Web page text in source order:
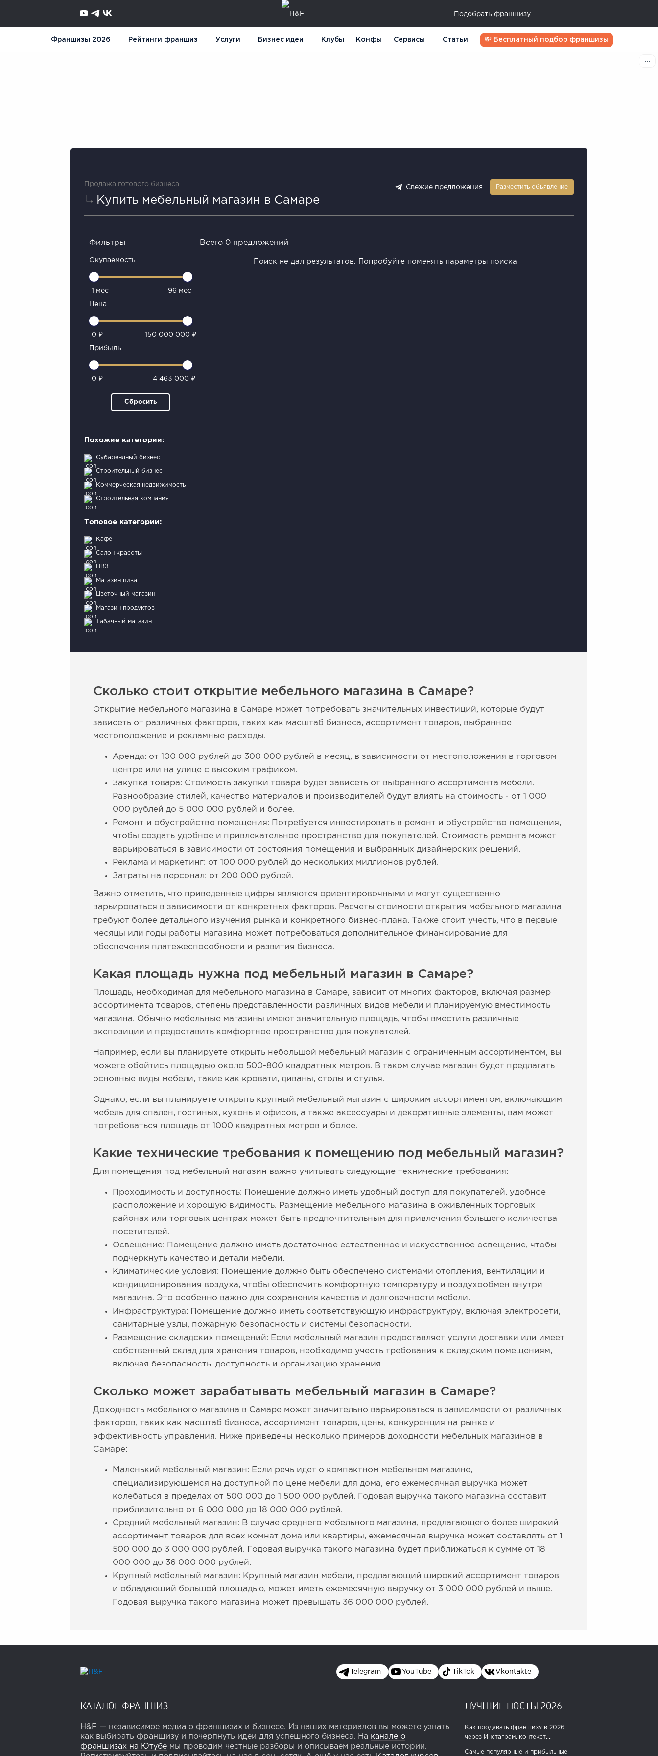
Подобрать франшизу
Франшизы 2026 Рейтинги франшиз Услуги Бизнес идеи Клубы Конфы Сервисы Статьи 💸 Бесплатный подбор франшизы
Продажа готового бизнеса
Купить мебельный магазин в Самаре
Свежие предложения Разместить объявление
Фильтры
Окупаемость
1 мес 96 мес
Цена
0 ₽ 150 000 000 ₽
Прибыль
0 ₽ 4 463 000 ₽
Сбросить
Похожие категории:
Субарендный бизнес
Строительный бизнес
Коммерческая недвижимость
Строительная компания
Топовое категории:
Кафе
Салон красоты
ПВЗ
Магазин пива
Цветочный магазин
Магазин продуктов
Табачный магазин
Всего 0 предложений
Поиск не дал результатов. Попробуйте поменять параметры поиска
Сколько стоит открытие мебельного магазина в Самаре?
Открытие мебельного магазина в Самаре может потребовать значительных инвестиций, которые будут
зависеть от различных факторов, таких как масштаб бизнеса, ассортимент товаров, выбранное
местоположение и рекламные расходы.
Аренда: от 100 000 рублей до 300 000 рублей в месяц, в зависимости от местоположения в торговом
центре или на улице с высоким трафиком.
Закупка товара: Стоимость закупки товара будет зависеть от выбранного ассортимента мебели.
Разнообразие стилей, качество материалов и производителей будут влиять на стоимость - от 1 000
000 рублей до 5 000 000 рублей и более.
Ремонт и обустройство помещения: Потребуется инвестировать в ремонт и обустройство помещения,
чтобы создать удобное и привлекательное пространство для покупателей. Стоимость ремонта может
варьироваться в зависимости от состояния помещения и выбранных дизайнерских решений.
Реклама и маркетинг: от 100 000 рублей до нескольких миллионов рублей.
Затраты на персонал: от 200 000 рублей.
Важно отметить, что приведенные цифры являются ориентировочными и могут существенно
варьироваться в зависимости от конкретных факторов. Расчеты стоимости открытия мебельного магазина
требуют более детального изучения рынка и конкретного бизнес-плана. Также стоит учесть, что в первые
месяцы или годы работы магазина может потребоваться дополнительное финансирование для
обеспечения платежеспособности и развития бизнеса.
Какая площадь нужна под мебельный магазин в Самаре?
Площадь, необходимая для мебельного магазина в Самаре, зависит от многих факторов, включая размер
ассортимента товаров, степень представленности различных видов мебели и планируемую вместимость
магазина. Обычно мебельные магазины имеют значительную площадь, чтобы вместить различные
экспозиции и предоставить комфортное пространство для покупателей.
Например, если вы планируете открыть небольшой мебельный магазин с ограниченным ассортиментом, вы
можете обойтись площадью около 500-800 квадратных метров. В таком случае магазин будет предлагать
основные виды мебели, такие как кровати, диваны, столы и стулья.
Однако, если вы планируете открыть крупный мебельный магазин с широким ассортиментом, включающим
мебель для спален, гостиных, кухонь и офисов, а также аксессуары и декоративные элементы, вам может
потребоваться площадь от 1000 квадратных метров и более.
Какие технические требования к помещению под мебельный магазин?
Для помещения под мебельный магазин важно учитывать следующие технические требования:
Проходимость и доступность: Помещение должно иметь удобный доступ для покупателей, удобное
расположение и хорошую видимость. Размещение мебельного магазина в оживленных торговых
районах или торговых центрах может быть предпочтительным для привлечения большего количества
посетителей.
Освещение: Помещение должно иметь достаточное естественное и искусственное освещение, чтобы
подчеркнуть качество и детали мебели.
Климатические условия: Помещение должно быть обеспечено системами отопления, вентиляции и
кондиционирования воздуха, чтобы обеспечить комфортную температуру и воздухообмен внутри
магазина. Это особенно важно для сохранения качества и долговечности мебели.
Инфраструктура: Помещение должно иметь соответствующую инфраструктуру, включая электросети,
санитарные узлы, пожарную безопасность и системы безопасности.
Размещение складских помещений: Если мебельный магазин предоставляет услуги доставки или имеет
собственный склад для хранения товаров, необходимо учесть требования к складским помещениям,
включая безопасность, доступность и организацию хранения.
Сколько может зарабатывать мебельный магазин в Самаре?
Доходность мебельного магазина в Самаре может значительно варьироваться в зависимости от различных
факторов, таких как масштаб бизнеса, ассортимент товаров, цены, конкуренция на рынке и
эффективность управления. Ниже приведены несколько примеров доходности мебельных магазинов в
Самаре:
Маленький мебельный магазин: Если речь идет о компактном мебельном магазине,
специализирующемся на доступной по цене мебели для дома, его ежемесячная выручка может
колебаться в пределах от 500 000 до 1 500 000 рублей. Годовая выручка такого магазина составит
приблизительно от 6 000 000 до 18 000 000 рублей.
Средний мебельный магазин: В случае среднего мебельного магазина, предлагающего более широкий
ассортимент товаров для всех комнат дома или квартиры, ежемесячная выручка может составлять от 1
500 000 до 3 000 000 рублей. Годовая выручка такого магазина будет приближаться к сумме от 18
000 000 до 36 000 000 рублей.
Крупный мебельный магазин: Крупный магазин мебели, предлагающий широкий ассортимент товаров
и обладающий большой площадью, может иметь ежемесячную выручку от 3 000 000 рублей и выше.
Годовая выручка такого магазина может превышать 36 000 000 рублей.
Telegram YouTube TikTok Vkontakte
КАТАЛОГ ФРАНШИЗ
H&F — независимое медиа о франшизах и бизнесе. Из наших материалов вы можете узнать
как выбирать франшизу и почерпнуть идеи для успешного бизнеса. На канале о
франшизах на Ютубе мы проводим честные разборы и описываем реальные истории.
ЛУЧШИЕ ПОСТЫ 2026
Как продавать франшизу в 2026
через Инстаграм, контекст,...
Самые популярные и прибыльные